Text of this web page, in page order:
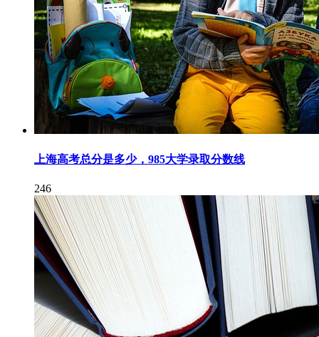
上海高考总分是多少，985大学录取分数线
246